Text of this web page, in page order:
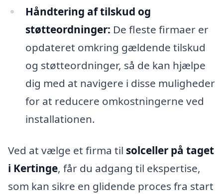
Håndtering af tilskud og
støtteordninger: De fleste firmaer er
opdateret omkring gældende tilskud
og støtteordninger, så de kan hjælpe
dig med at navigere i disse muligheder
for at reducere omkostningerne ved
installationen.
Ved at vælge et firma til solceller på taget
i Kertinge, får du adgang til ekspertise,
som kan sikre en glidende proces fra start